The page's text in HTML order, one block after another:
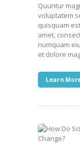
Quuntur
voluptatem
quisquam
amet,
numquam
et dolore
Learn